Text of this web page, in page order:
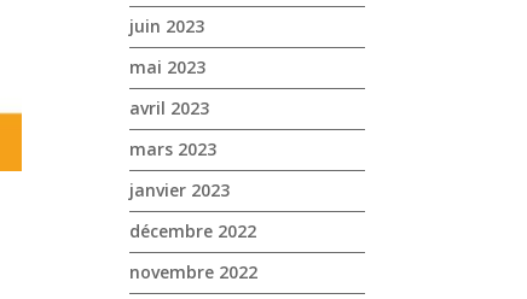
juin 2023
mai 2023
avril 2023
mars 2023
janvier 2023
décembre 2022
novembre 2022